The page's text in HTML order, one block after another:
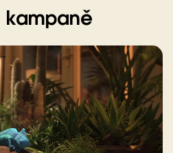
kampaně